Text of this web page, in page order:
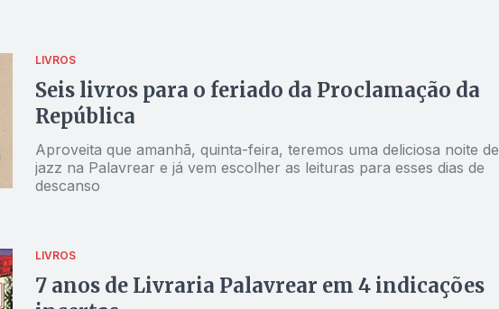
LIVROS
Seis livros para o feriado da Proclamação da
República
Aproveita que amanhã, quinta-feira, teremos uma deliciosa noite de
jazz na Palavrear e já vem escolher as leituras para esses dias de
descanso
LIVROS
7 anos de Livraria Palavrear em 4 indicações